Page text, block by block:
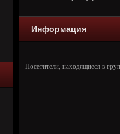
Информация
Посетители, находящиеся в